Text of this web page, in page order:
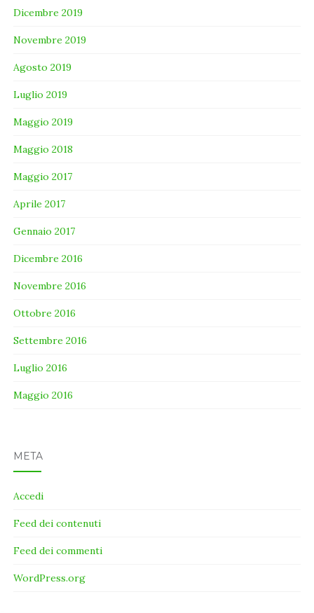
Dicembre 2019
Novembre 2019
Agosto 2019
Luglio 2019
Maggio 2019
Maggio 2018
Maggio 2017
Aprile 2017
Gennaio 2017
Dicembre 2016
Novembre 2016
Ottobre 2016
Settembre 2016
Luglio 2016
Maggio 2016
META
Accedi
Feed dei contenuti
Feed dei commenti
WordPress.org